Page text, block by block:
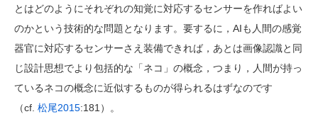
とはどのようにそれぞれの知覚に対応するセンサーを作ればよい
のかという技術的な問題となります。要するに，AIも人間の感覚
器官に対応するセンサーさえ装備できれば，あとは画像認識と同
じ設計思想でより包括的な「ネコ」の概念，つまり，人間が持っ
ているネコの概念に近似するものが得られるはずなのです
（cf. 松尾2015:181）。